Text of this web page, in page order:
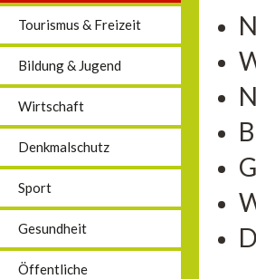
Tourismus & Freizeit
Bildung & Jugend
Wirtschaft
Denkmalschutz
Sport
Gesundheit
Öffentliche